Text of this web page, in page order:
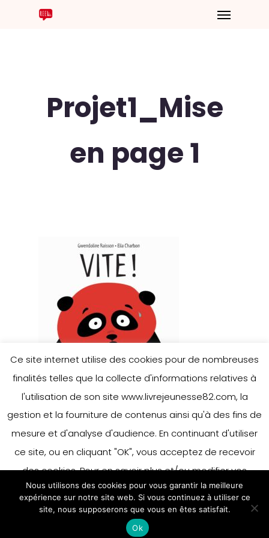
Projet1_Mise
en page 1
Ce site internet utilise des cookies pour de nombreuses
finalités telles que la collecte d'informations relatives à
l'utilisation de son site www.livrejeunesse82.com, la
gestion et la fourniture de contenus ainsi qu'à des fins de
mesure et d'analyse d'audience. En continuant d'utiliser
ce site, ou en cliquant "OK", vous acceptez de recevoir
des cookies. Pour en savoir plus et/ou modifier vos
préférences en matière de cookies, merci de vous référer
à notre politique sur les cookies.
Accepter
En savoir plus
Nous utilisons des cookies pour vous garantir la meilleure
expérience sur notre site web. Si vous continuez à utiliser ce
site, nous supposerons que vous en êtes satisfait.
Ok